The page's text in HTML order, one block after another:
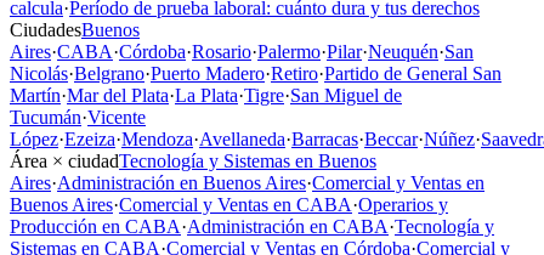
calcula·Período de prueba laboral: cuánto dura y tus derechos
CiudadesBuenos
Aires·CABA·Córdoba·Rosario·Palermo·Pilar·Neuquén·San
Nicolás·Belgrano·Puerto Madero·Retiro·Partido de General San
Martín·Mar del Plata·La Plata·Tigre·San Miguel de
Tucumán·Vicente
López·Ezeiza·Mendoza·Avellaneda·Barracas·Beccar·Núñez·
Área × ciudadTecnología y Sistemas en Buenos
Aires·Administración en Buenos Aires·Comercial y Ventas en
Buenos Aires·Comercial y Ventas en CABA·Operarios y
Producción en CABA·Administración en CABA·Tecnología y
Sistemas en CABA·Comercial y Ventas en Córdoba·Comercial y